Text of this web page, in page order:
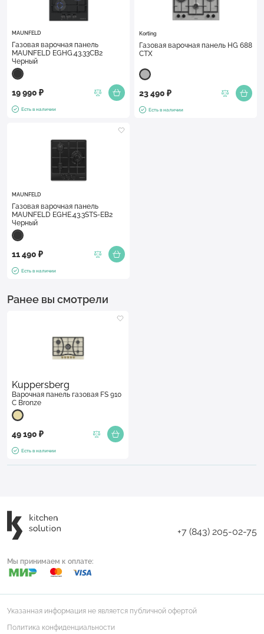
MAUNFELD
Газовая варочная панель
MAUNFELD EGHG.43.33CB2
Черный
19 990 ₽
Есть в наличии
Korting
Газовая варочная панель HG 688
CTX
23 490 ₽
Есть в наличии
MAUNFELD
Газовая варочная панель
MAUNFELD EGHE.43.3STS-EB2
Черный
11 490 ₽
Есть в наличии
Ранее вы смотрели
Kuppersberg
Варочная панель газовая FS 910
C Bronze
49 190 ₽
Есть в наличии
+7 (843) 205-02-75
Мы принимаем к оплате:
Политика конфиденциальности
Указанная информация не является публичной офертой